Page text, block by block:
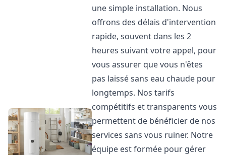
une simple installation. Nous
offrons des délais d'intervention
rapide, souvent dans les 2
heures suivant votre appel, pour
vous assurer que vous n'êtes
pas laissé sans eau chaude pour
longtemps. Nos tarifs
compétitifs et transparents vous
permettent de bénéficier de nos
services sans vous ruiner. Notre
équipe est formée pour gérer